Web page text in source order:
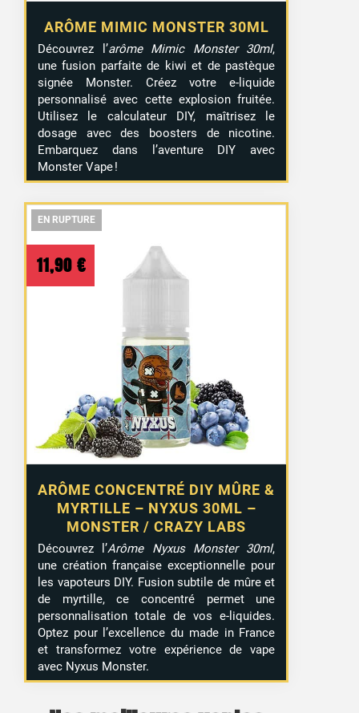
ARÔME MIMIC MONSTER 30ML
Découvrez l’arôme Mimic Monster 30ml,
une fusion parfaite de kiwi et de pastèque
signée Monster. Créez votre e-liquide
personnalisé avec cette explosion fruitée.
Utilisez le calculateur DIY, maîtrisez le
dosage avec des boosters de nicotine.
Embarquez dans l’aventure DIY avec
Monster Vape !
EN RUPTURE
EN RUPTURE
ARÔME CONCENTRÉ DIY MÛRE &
MYRTILLE – NYXUS 30ML –
MONSTER / CRAZY LABS
11,90 €
Découvrez l’Arôme Nyxus Monster 30ml,
une création française exceptionnelle pour
les vapoteurs DIY. Fusion subtile de mûre et
de myrtille, ce concentré permet une
personnalisation totale de vos e-liquides.
Optez pour l’excellence du made in France
et transformez votre expérience de vape
avec Nyxus Monster.
EN RUPTURE